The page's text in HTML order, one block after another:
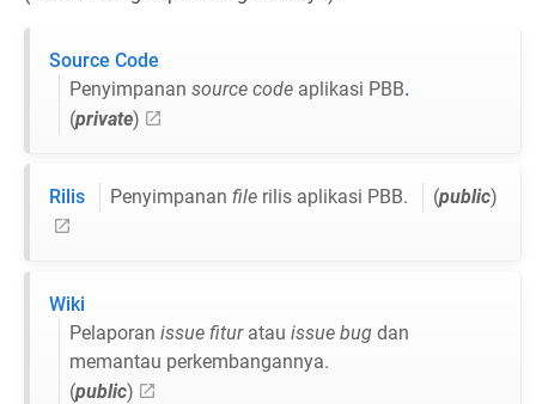
Source Code
Penyimpanan source code aplikasi PBB.
(private)
Rilis Penyimpanan file rilis aplikasi PBB. (public)
Wiki
Pelaporan issue fituratau issue bug dan
memantau perkembangannya.
(public)